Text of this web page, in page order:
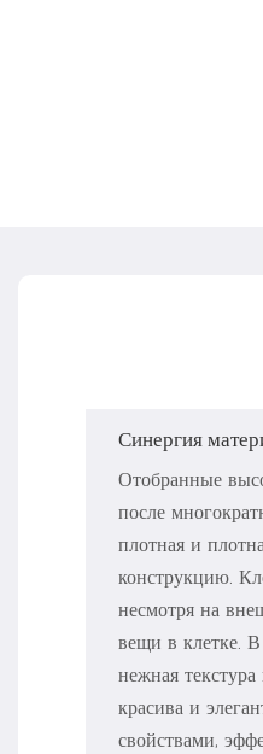
Синергия
Отобранные
после
плотная и
конструкцию.
несмотря на
вещи в клетке. В
нежная текстура
красива и
свойствами,